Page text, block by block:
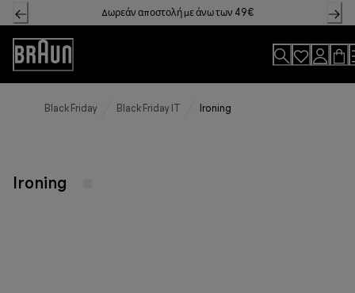
Skip
to
Content
Δωρεάν αποστολή με άνω των 49€
Accessibility
Statement
Black Friday Black Friday IT Ironing
Ironing